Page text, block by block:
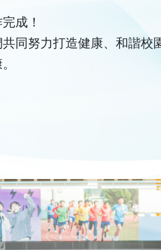
成！
同努力打造健康、和諧校